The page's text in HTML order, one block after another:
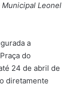
Leonel
a
do
24 de abril de
diretamente